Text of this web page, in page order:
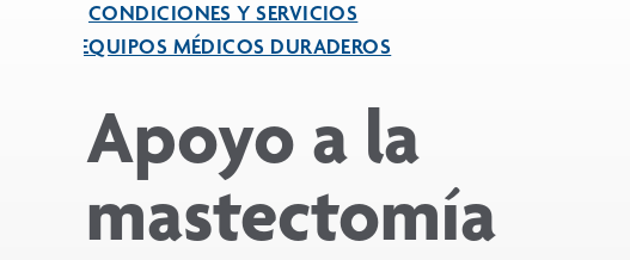
CONDICIONES Y SERVICIOS
EQUIPOS MÉDICOS DURADEROS
Apoyo a la
mastectomía